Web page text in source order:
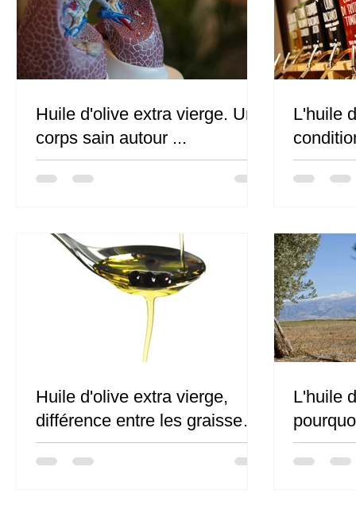
Huile d'olive extra vierge. Un
corps sain autour ...
L'huile
Huile d'olive extra vierge,
différence entre les graisses
saturées et insaturées.
L'huile
régime